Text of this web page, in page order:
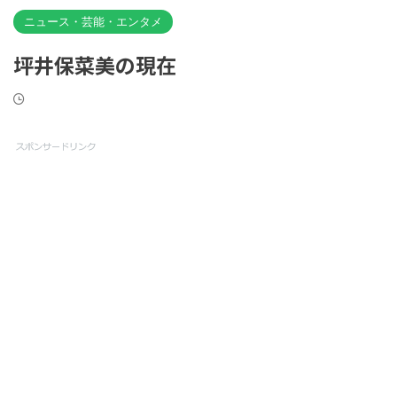
ニュース・芸能・エンタメ
坪井保菜美の現在